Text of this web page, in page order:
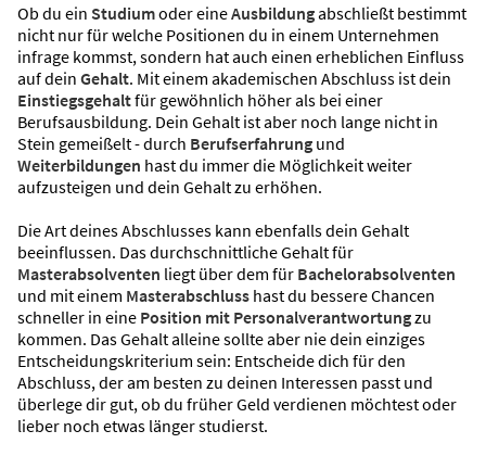
Ob du ein Studiumoder eineAusbildungabschließt bestimmt
nicht nur für welche Positionen du in einem Unternehmen
infrage kommst, sondern hat auch einen erheblichen Einfluss
auf dein Gehalt. Mit einem akademischen Abschluss ist dein
Einstiegsgehaltfür gewöhnlich höher als bei einer
Berufsausbildung. Dein Gehalt ist aber noch lange nicht in
Stein gemeißelt - durch Berufserfahrung und
Weiterbildungen hast du immer die Möglichkeit weiter
aufzusteigen und dein Gehalt zu erhöhen.
Die Art deines Abschlusses kann ebenfalls dein Gehalt
beeinflussen. Das durchschnittliche Gehalt für
Masterabsolventen liegt über dem für Bachelorabsolventen
und mit einem Masterabschluss hast du bessere Chancen
schneller in eine Position mit Personalverantwortungzu
kommen. Das Gehalt alleine sollte aber nie dein einziges
Entscheidungskriterium sein: Entscheide dich für den
Abschluss, der am besten zu deinen Interessen passt und
überlege dir gut, ob du früher Geld verdienen möchtest oder
lieber noch etwas länger studierst.